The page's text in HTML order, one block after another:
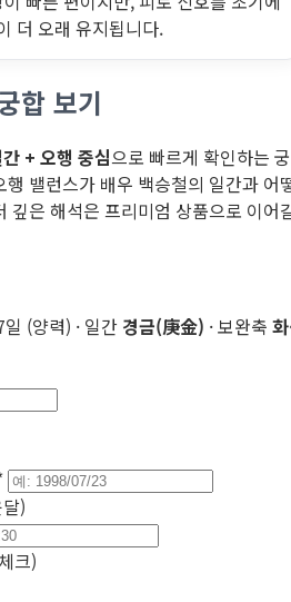
더 오래 유지됩니다.
합 보기
+ 오행 중심으로 빠르게 확인하는 궁
밸런스가 배우 백승철의 일간과 어
깊은 해석은 프리미엄 상품으로 이어
(양력) · 일간 경금(庚金) · 보완축 화
)
크)